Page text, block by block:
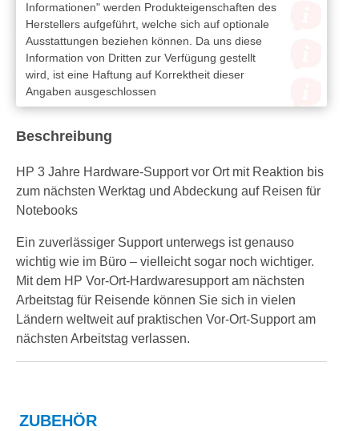
Informationen" werden Produkteigenschaften des
Herstellers aufgeführt, welche sich auf optionale
Ausstattungen beziehen können. Da uns diese
Information von Dritten zur Verfügung gestellt
wird, ist eine Haftung auf Korrektheit dieser
Angaben ausgeschlossen
Beschreibung
HP 3 Jahre Hardware-Support vor Ort mit Reaktion bis
zum nächsten Werktag und Abdeckung auf Reisen für
Notebooks
Ein zuverlässiger Support unterwegs ist genauso
wichtig wie im Büro – vielleicht sogar noch wichtiger.
Mit dem HP Vor-Ort-Hardwaresupport am nächsten
Arbeitstag für Reisende können Sie sich in vielen
Ländern weltweit auf praktischen Vor-Ort-Support am
nächsten Arbeitstag verlassen.
ZUBEHÖR